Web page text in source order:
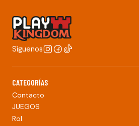
Síguenos
CATEGORÍAS
Contacto
JUEGOS
Rol